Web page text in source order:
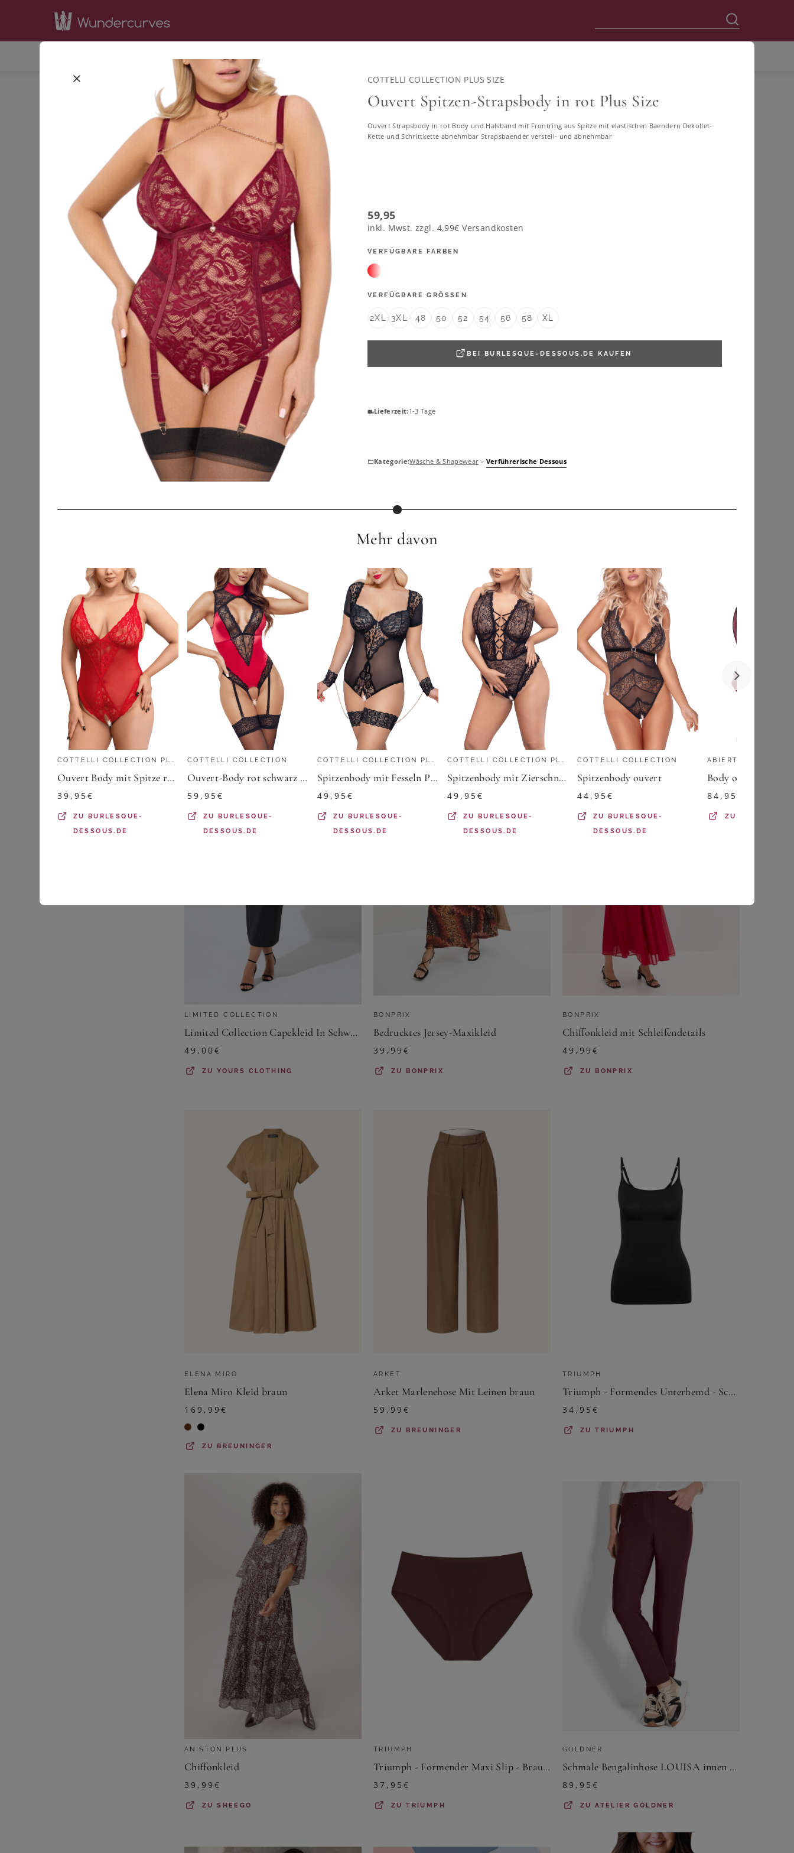
STARTSEITE
Wundercurves-Shop
GRÖSSE 42 44 46 52
KATEGORIEN
Strandkleidung
Blusen & Tuniken
Schuhe & Stiefel
Shirts & Tops
Sportbekleidung
Strumpfwaren
Trachtenmode
Umstandsmode
Wäsche & Shapewear
SORTIERUNG
SHEEGO
A-Linien-Kleid
€
SHEEGO
SHEEGO BY JOE BROWNS
Overall
39,99 €
ZU SHEEGO
YOURS LONDON
Yours London Oberteil In Orange Mit Drapierten Schultern Size 38
YOURS CLOTHING
LIMITED COLLECTION
Limited Collection Capekleid In Schwarz Size 54-56
49,00€
ZUYOURS CLOTHING
BONPRIX
Bedrucktes Jersey-Maxikleid
39,99€
ZU BONPRIX
BONPRIX
Chiffonkleid mit Schleifendetails
49,99€
ZU BONPRIX
ELENA MIRO
Elena Miro Kleid braun
169,99€
ZU BREUNINGER
ARKET
Arket Marlenehose Mit Leinen braun
59,99€
ZU BREUNINGER
TRIUMPH
Triumph - Formendes Unterhemd - Schwarz S - Trendy Sensation (BH Hemd) - Unterwäsche für Frauen
34,95€
ZUTRIUMPH
ANISTON PLUS
Chiffonkleid
39,99€
ZUSHEEGO
TRIUMPH
Triumph - Formender Maxi Slip - Braun S - Triumph Shape Smart - Unterwäsche für Frauen
37,95€
ZUTRIUMPH
GOLDNER
Schmale Bengalinhose LOUISA innen angeraut - bordeaux - Gr. 38 von Goldner Fashion
89,95€
ZUATELIER GOLDNER
COTTELLI COLLECTION PLUS SIZE
Ouvert Spitzen-Strapsbody in rot Plus Size
Ouvert Strapsbody in rot Body und Halsband mit Frontring aus Spitze mit elastischen Baendern Dekollet-
Kette und Schrittkette abnehmbar Strapsbaender verstell- und abnehmbar
59,95
inkl. Mwst. zzgl. 4,99€ Versandkosten
VERFÜGBARE FARBEN
VERFÜGBARE GRÖSSEN
2XL 3XL 48 50 52 54 56 58 XL
BEI BURLESQUE-DESSOUS.DE KAUFEN
Lieferzeit:1-3 Tage
Kategorie:Wäsche & Shapewear > Verführerische Dessous
Mehr davon
Ouvert Body mit Spitze rot Plus Size
39,95€
ZU BURLESQUE-
DESSOUS.DE
COTTELLI COLLECTION
Ouvert-Body rot schwarz mit Spitze
59,95€
ZU BURLESQUE-
DESSOUS.DE
Spitzenbody mit Fesseln Plus Size
49,95€
ZU BURLESQUE-
DESSOUS.DE
Spitzenbody mit Zierschnürung Plus Size
49,95€
ZU BURLESQUE-
DESSOUS.DE
COTTELLI COLLECTION
Spitzenbody ouvert
44,95€
ZU BURLESQUE-
DESSOUS.DE
ABIERTA FINA
84,95
ZU